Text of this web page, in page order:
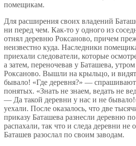
помещикам.
Для расширения своих владений
ни перед чем. Как-то у одного из
отнял деревню Роксаново, причем
неизвестно куда. Наследники
приехали следователи, которые
а затем, переночевав у Баташева,
Роксаново. Вышли на крыльцо, и
бывало! «Где деревня?» — спрашивают
понятых. «Знать не знаем, ведать не
— Да такой деревни у нас и не
уехали. После оказалось, что две
приказу Баташева разнесли деревню
распахали, так что и следа деревни не
Баташев разослал по своим заводам.